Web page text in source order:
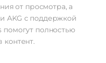
от просмотра, а
AKG с поддержкой
помогут полностью
контент.